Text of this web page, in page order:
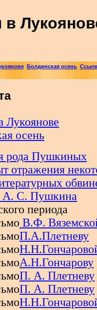
в
Болдинская осень
осень
рода Пушкиных
отражения
А. С. Пушкина
периода
В.Ф.
П.А.Плетневу
А.Н.Гончарову
П. А. Плетневу
П. А. Плетневу